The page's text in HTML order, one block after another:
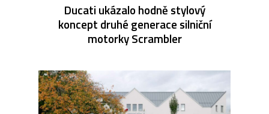
Ducati ukázalo hodně stylový
koncept druhé generace silniční
motorky Scrambler